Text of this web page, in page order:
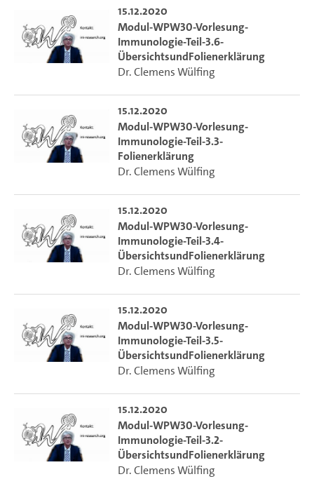
15.12.2020
Modul-WPW30-Vorlesung-
Immunologie-Teil-3.6-
ÜbersichtsundFolienerklärung
Dr. Clemens Wülfing
15.12.2020
Modul-WPW30-Vorlesung-
Immunologie-Teil-3.3-
Folienerklärung
Dr. Clemens Wülfing
15.12.2020
Modul-WPW30-Vorlesung-
Immunologie-Teil-3.4-
ÜbersichtsundFolienerklärung
Dr. Clemens Wülfing
15.12.2020
Modul-WPW30-Vorlesung-
Immunologie-Teil-3.5-
ÜbersichtsundFolienerklärung
Dr. Clemens Wülfing
15.12.2020
Modul-WPW30-Vorlesung-
Immunologie-Teil-3.2-
ÜbersichtsundFolienerklärung
Dr. Clemens Wülfing